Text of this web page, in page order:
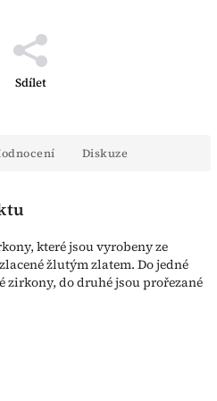
Sdílet
Diskuze
které jsou vyrobeny ze
žlutým zlatem. Do jedné
do druhé jsou prořezané